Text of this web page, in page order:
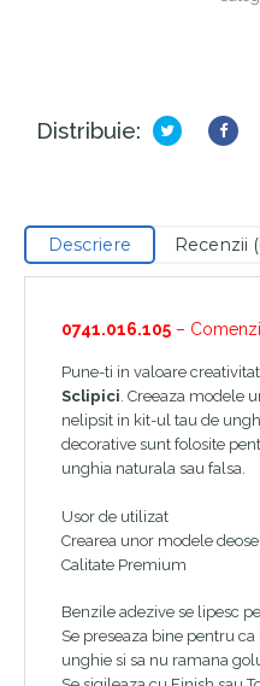
Distribuie:
Descriere Recenzii
0741.016.105 –
Pune-ti in valoare
Sclipici . Creeaza modele
nelipsit in kit-ul tau de
decorative sunt folosite
unghia naturala sau falsa.
Usor de utilizat
Crearea unor modele
Calitate Premium
Benzile adezive se lipesc
Se preseaza bine pentru
unghie si sa nu ramana